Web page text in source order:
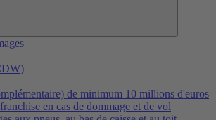
de minimum 10 millions d'euros
en cas de dommage et de vol